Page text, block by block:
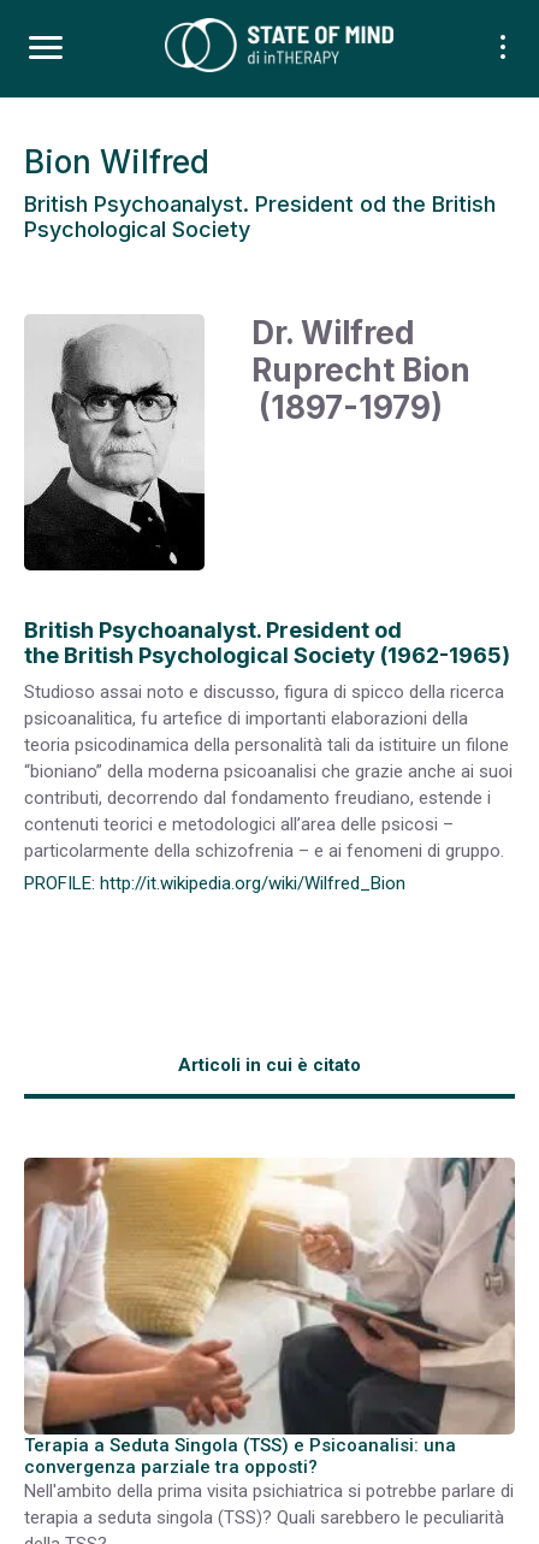
Bion Wilfred
British Psychoanalyst. President od the British
Psychological Society
Dr. Wilfred
Ruprecht Bion
(1897-1979)
British Psychoanalyst. President od
the British Psychological Society (1962-1965)
Studioso assai noto e discusso, figura di spicco della ricerca
psicoanalitica, fu artefice di importanti elaborazioni della
teoria psicodinamica della personalità tali da istituire un filone
“bioniano” della moderna psicoanalisi che grazie anche ai suoi
contributi, decorrendo dal fondamento freudiano, estende i
contenuti teorici e metodologici all’area delle psicosi –
particolarmente della schizofrenia – e ai fenomeni di gruppo.
PROFILE: http://it.wikipedia.org/wiki/Wilfred_Bion
Articoli in cui è citato
Terapia a Seduta Singola (TSS) e Psicoanalisi: una
convergenza parziale tra opposti?
Nell'ambito della prima visita psichiatrica si potrebbe parlare di
terapia a seduta singola (TSS)? Quali sarebbero le peculiarità